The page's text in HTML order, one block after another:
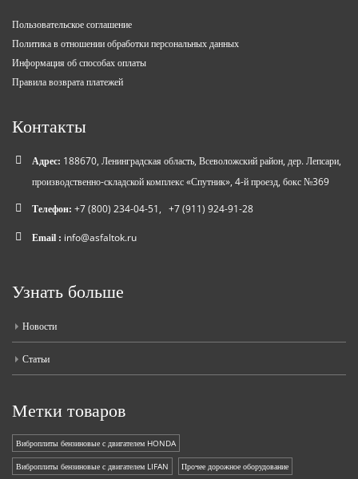
Пользовательское соглашение
Политика в отношении обработки персональных данных
Информация об способах оплаты
Правила возврата платежей
Контакты
Адрес: 188670, Ленинградская область, Всеволожский район, дер. Лепсари,
производственно-складской комплекс «Спутник», 4-й проезд, бокс №369
Телефон: +7 (800) 234-04-51 +7 (911) 924-91-28
Email : info@asfaltok.ru
Узнать больше
Новости
Статьи
Метки товаров
Виброплиты бензиновые с двигателем HONDA
Виброплиты бензиновые с двигателем LIFAN Прочее дорожное оборудование